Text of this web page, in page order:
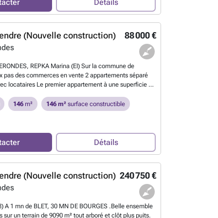
Détails
88 000 €
(Nouvelle construction)
REPKA Marina (EI) Sur la commune de
pas des commerces en vente 2 appartements séparé
locataires Le premier appartement à une superficie de
, un bureau de 3.70m² une chambre de 20.30m²
3.30m² à cela s'ajoute un dégagement, un local
fermée, de 9m² deux chambres de 15/11m², une wc
d'eau un grand dégagement de 16m² ,un un grenier
146m² 146 m²surface constructible
Détails
240 750 €
(Nouvelle construction)
A 1 mn de BLET, 30 MN DE BOURGES .Belle ensemble
sur un terrain de 9090 m² tout arboré et clôt plus puits.